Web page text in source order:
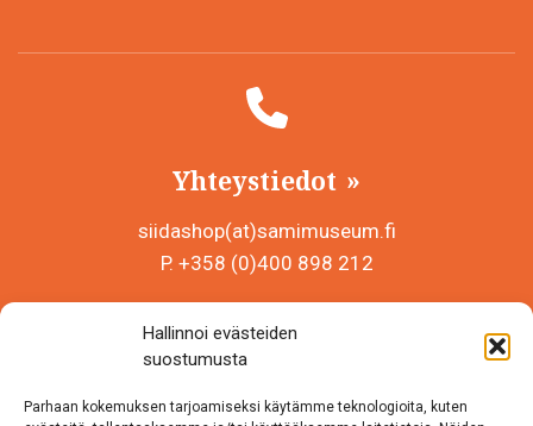
Hallinnoi evästeiden
suostumusta
Parhaan kokemuksen tarjoamiseksi käytämme teknologioita, kuten
Yhteystiedot
siidashop(at)samimuseum.fi
P. +358 (0)400 898 212
Y-tunnus 0625907-2